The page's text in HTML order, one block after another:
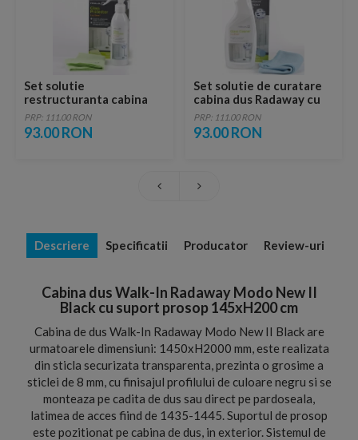
Set solutie
restructuranta cabina
dus cu laveta Radaway
PRP: 111.00 RON
93.00 RON
Set solutie de curatare
cabina dus Radaway cu
laveta
PRP: 111.00 RON
93.00 RON
Descriere Specificatii Producator Review-uri
Cabina dus Walk-In Radaway Modo New II
Black cu suport prosop 145xH200 cm
Cabina de dus Walk-In Radaway Modo New II Black are
urmatoarele dimensiuni: 1450xH2000 mm, este realizata
din sticla securizata transparenta, prezinta o grosime a
sticlei de 8 mm, cu finisajul profilului de culoare negru si se
monteaza pe cadita de dus sau direct pe pardoseala,
latimea de acces fiind de 1435-1445. Suportul de prosop
este pozitionat pe cabina de dus, in exterior. Sistemul de